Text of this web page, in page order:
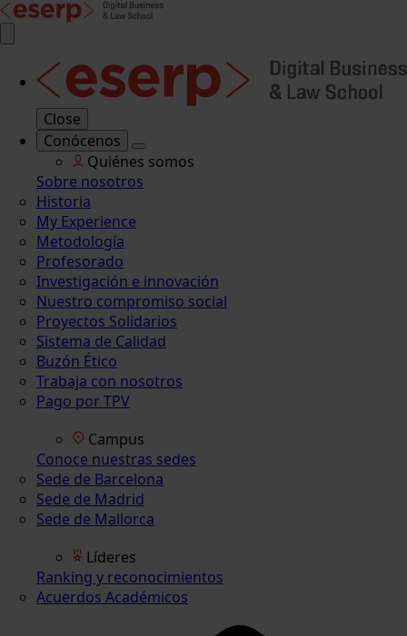
Close
Conócenos
Quiénes somos
Sobre nosotros
Historia
My Experience
Metodología
Profesorado
Investigación e innovación
Nuestro compromiso social
Proyectos Solidarios
Sistema de Calidad
Buzón Ético
Trabaja con nosotros
Pago por TPV
Campus
Conoce nuestras sedes
Sede de Barcelona
Sede de Madrid
Sede de Mallorca
Líderes
Ranking y reconocimientos
Acuerdos Académicos